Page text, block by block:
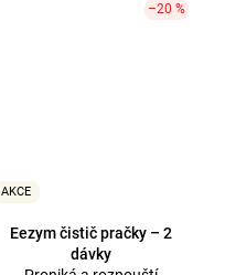
AKCE
–20 %
Eezym čistič pračky – 2
dávky